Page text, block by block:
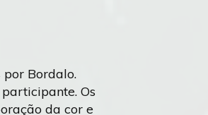
Bordalo.
Os
da cor e